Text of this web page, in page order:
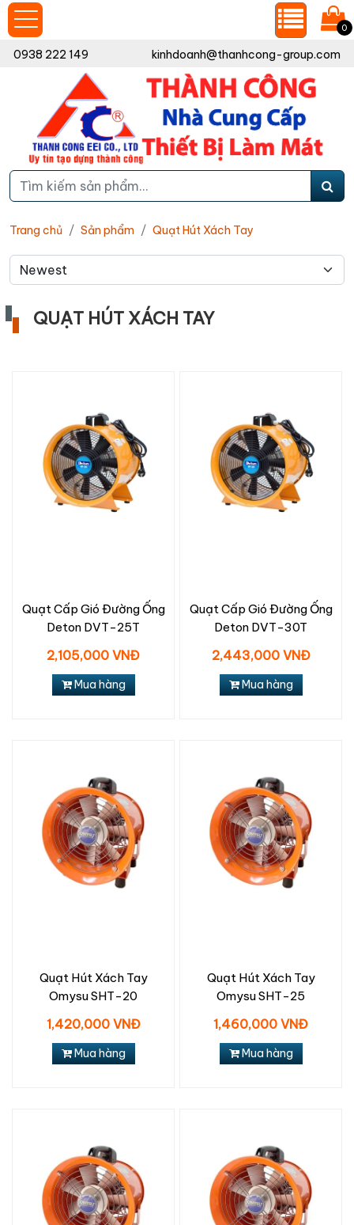
0
0938 222 149 kinhdoanh@thanhcong-group.com
Trang chủ Sản phẩm Quạt Hút Xách Tay
QUẠT HÚT XÁCH TAY
Quạt Cấp Gió Đường Ống
Deton DVT-25T
2,105,000 VNĐ
Mua hàng
Quạt Cấp Gió Đường Ống
Deton DVT-30T
2,443,000 VNĐ
Mua hàng
Quạt Hút Xách Tay
Omysu SHT-20
1,420,000 VNĐ
Mua hàng
Quạt Hút Xách Tay
Omysu SHT-25
1,460,000 VNĐ
Mua hàng